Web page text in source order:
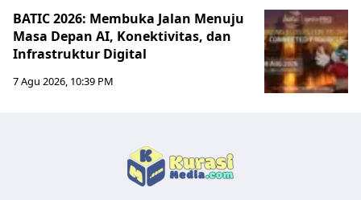
BATIC 2026: Membuka Jalan Menuju
Masa Depan AI, Konektivitas, dan
Infrastruktur Digital
7 Agu 2026, 10:39 PM